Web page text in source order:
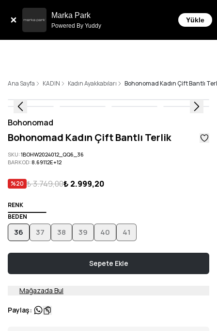
Marka Park
Powered By Yuddy
Yükle
Ana Sayfa KADIN Kadın Ayakkabıları Bohonomad Kadın Çift Bantlı
Bohonomad
Bohonomad Kadın Çift Bantlı Terlik
SKU:1BOHW2024012_QQ6_36
BARKOD: 8.69112E+12
%20 ₺ 3.749,00₺ 2.999,20
RENK
BEDEN
36 37 38 39 40 41
Sepete Ekle
Mağazada Bul
Paylaş: